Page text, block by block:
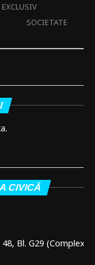
EXCLUSIV
SOCIETATE
CIVICĂ
Bl. G29 (Complex